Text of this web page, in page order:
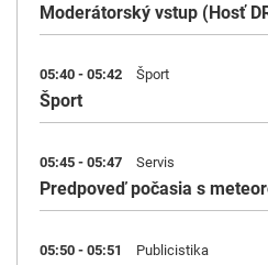
Moderátorský vstup (Hosť
05:40 - 05:42 Šport
Šport
05:45 - 05:47 Servis
Predpoveď počasia s
05:50 - 05:51 Publicistika